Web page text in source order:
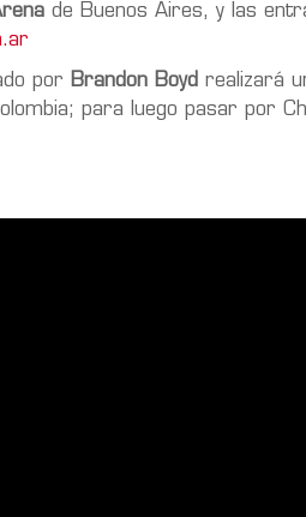
de Buenos Aires, y las
por Brandon Boyd realizará
para luego pasar por